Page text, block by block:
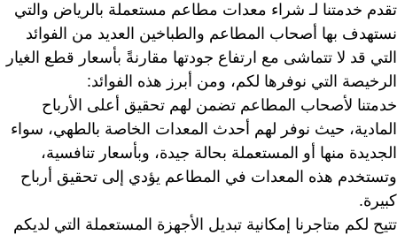
تقدم خدمتنا لـ شراء معدات مطاعم مستعملة بالرياض والتي
نستهدف بها أصحاب المطاعم والطباخين العديد من الفوائد
التي قد لا تتماشى مع ارتفاع جودتها مقارنةً بأسعار قطع الغيار
الرخيصة التي نوفرها لكم، ومن أبرز هذه الفوائد:
خدمتنا لأصحاب المطاعم تضمن لهم تحقيق أعلى الأرباح
المادية، حيث نوفر لهم أحدث المعدات الخاصة بالطهي، سواء
الجديدة منها أو المستعملة بحالة جيدة، وبأسعار تنافسية،
وتستخدم هذه المعدات في المطاعم يؤدي إلى تحقيق أرباح
كبيرة.
تتيح لكم متاجرنا إمكانية تبديل الأجهزة المستعملة التي لديكم